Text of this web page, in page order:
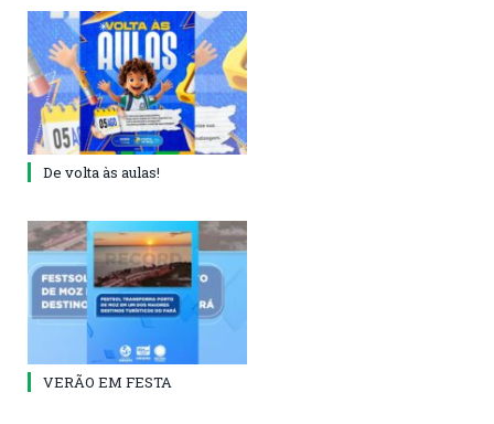
De volta às aulas!
VERÃO EM FESTA